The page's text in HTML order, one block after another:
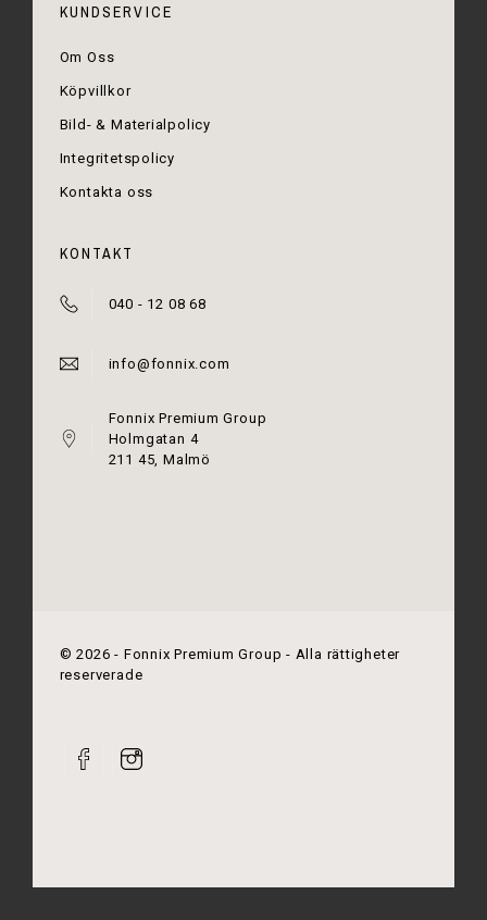
KUNDSERVICE
Om Oss
Köpvillkor
Bild- & Materialpolicy
Integritetspolicy
Kontakta oss
KONTAKT
040 - 12 08 68
info@fonnix.com
Fonnix Premium Group
Holmgatan 4
211 45, Malmö
©2026 - Fonnix Premium Group - Alla rättigheter
reserverade